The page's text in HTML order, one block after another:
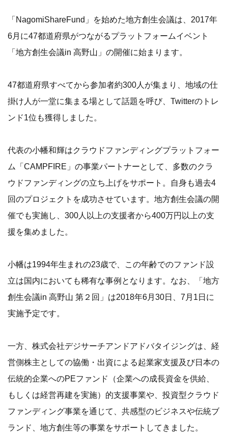
「NagomiShareFund」を始めた地方創生会議は、2017年
6月に47都道府県がつながるプラットフォームイベント
「地方創生会議in 高野山」の開催に始まります。
47都道府県すべてから参加者約300人が集まり、地域の仕
掛け人が一堂に集まる場として話題を呼び、Twitterのトレ
ンド1位も獲得しました。
代表の小幡和輝はクラウドファンディングプラットフォー
ム「CAMPFIRE」の事業パートナーとして、多数のクラ
ウドファンディングの立ち上げをサポート。自身も過去4
回のプロジェクトを成功させています。地方創生会議の開
催でも実施し、300人以上の支援者から400万円以上の支
援を集めました。
小幡は1994年生まれの23歳で、この年齢でのファンド設
立は国内においても稀有な事例となります。なお、「地方
創生会議in 高野山 第２回」は2018年6月30日、7月1日に
実施予定です。
一方、株式会社デジサーチアンドアドバタイジングは、経
営側株主としての協働・出資による起業家支援及び日本の
伝統的企業へのPEファンド（企業への成長資金を供給、
もしくは経営再建を実施）的支援事業や、投資型クラウド
ファンディング事業を通じて、共感型のビジネスや伝統ブ
ランド、地方創生等の事業をサポートしてきました。